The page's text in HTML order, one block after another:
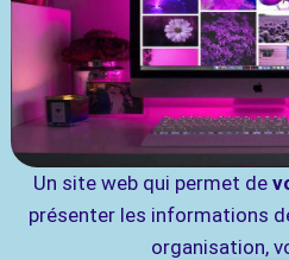
Un site web qui permet de
présenter les informations
organisation,